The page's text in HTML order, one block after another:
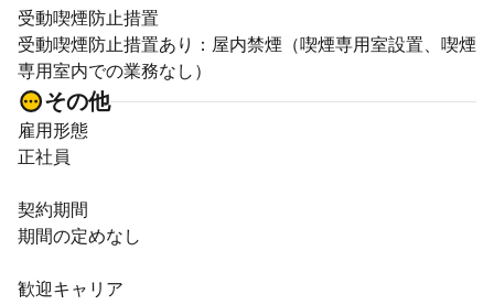
受動喫煙防止措置
受動喫煙防止措置あり：屋内禁煙（喫煙専用室設置、喫煙
専用室内での業務なし）
その他
雇用形態
正社員
契約期間
期間の定めなし
歓迎キャリア